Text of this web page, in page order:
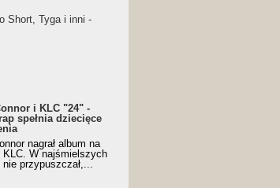
Short, Tyga i inni -
i KLC "24" -
spełnia dziecięce
nagrał album na
KLC. W najśmielszych
nie przypuszczał,...